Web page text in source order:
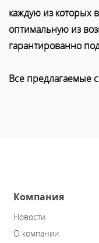
каждую из которых
оптимальную из
гарантированно
Все предлагаемые
Компания
Новости
О компании